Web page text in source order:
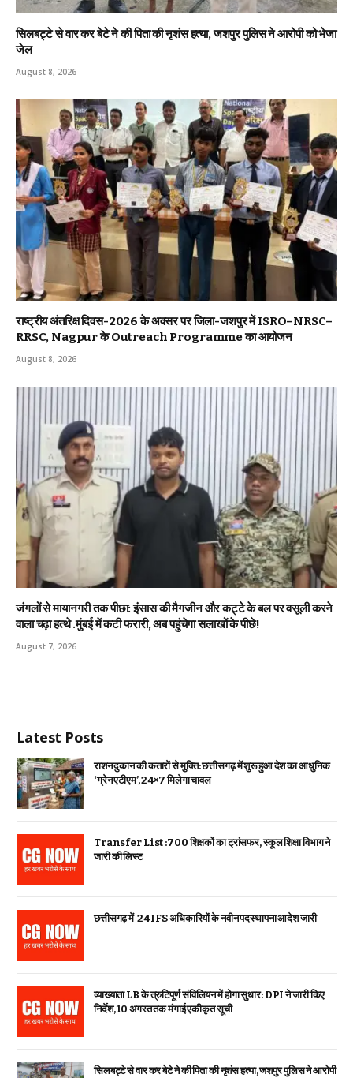
सिलबट्टे से वार कर बेटे ने की पिता की नृशंस हत्या, जशपुर पुलिस ने आरोपी को भेजा
जेल
August 8, 2026
राष्ट्रीय अंतरिक्ष दिवस-2026 के अवसर पर जिला-जशपुर में ISRO–NRSC–
RRSC, Nagpur के Outreach Programme का आयोजन
August 8, 2026
जंगलों से मायानगरी तक पीछा: इंसास की मैगजीन और कट्टे के बल पर वसूली करने
वाला चढ़ा हत्थे .मुंबई में कटी फरारी, अब पहुंचेगा सलाखों के पीछे!
August 7, 2026
Latest Posts
राशन दुकान की कतारों से मुक्ति: छत्तीसगढ़ में शुरू हुआ देश का आधुनिक
‘ग्रेन एटीएम’, 24×7 मिलेगा चावल
Transfer List :700 शिक्षकों का ट्रांसफर, स्कूल शिक्षा विभाग ने
जारी की लिस्ट
छत्तीसगढ़ में 24 IFS अधिकारियों के नवीन पदस्थापना आदेश जारी
व्याख्याता LB के त्रुटिपूर्ण संविलियन में होगा सुधार: DPI ने जारी किए
निर्देश, 10 अगस्त तक मंगाई एकीकृत सूची
सिलबट्टे से वार कर बेटे ने की पिता की नृशंस हत्या, जशपुर पुलिस ने आरोपी